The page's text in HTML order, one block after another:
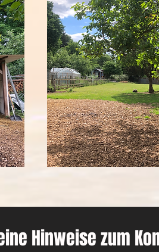
Hinweise zum